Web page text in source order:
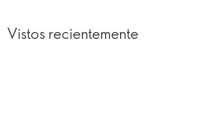
Vistos recientemente